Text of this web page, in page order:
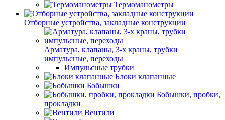
Термоманометры
Отборные устройства, закладные конструкции
Арматура, клапаны, 3-х краны, трубки
импульсные, переходы
Импульсные трубки
Блоки клапанные
Бобышки
Бобышки, пробки,
прокладки
Вентили